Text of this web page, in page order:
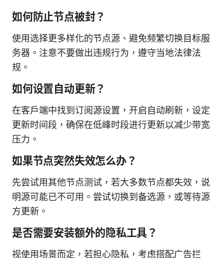
如何防止节点被封？
使用选择更多样化的节点源、避免频繁切换目标服
务器。注意不要做出违规行为，遵守当地法律法
规。
如何设置自动更新？
在客户端中找到订阅源设置，开启自动刷新，设定
更新时间段，确保在低峰时段进行更新以减少带宽
压力。
如果节点突然失效怎么办？
先尝试用其他节点测试，若大多数节点都失效，说
明源可能已不可用。尝试切换到备选源，或等待源
方更新。
是否需要安装额外的隐私工具？
视使用场景而定，若担心隐私，考虑搭配广告拦